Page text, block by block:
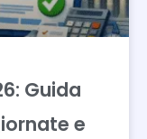
Guida
e